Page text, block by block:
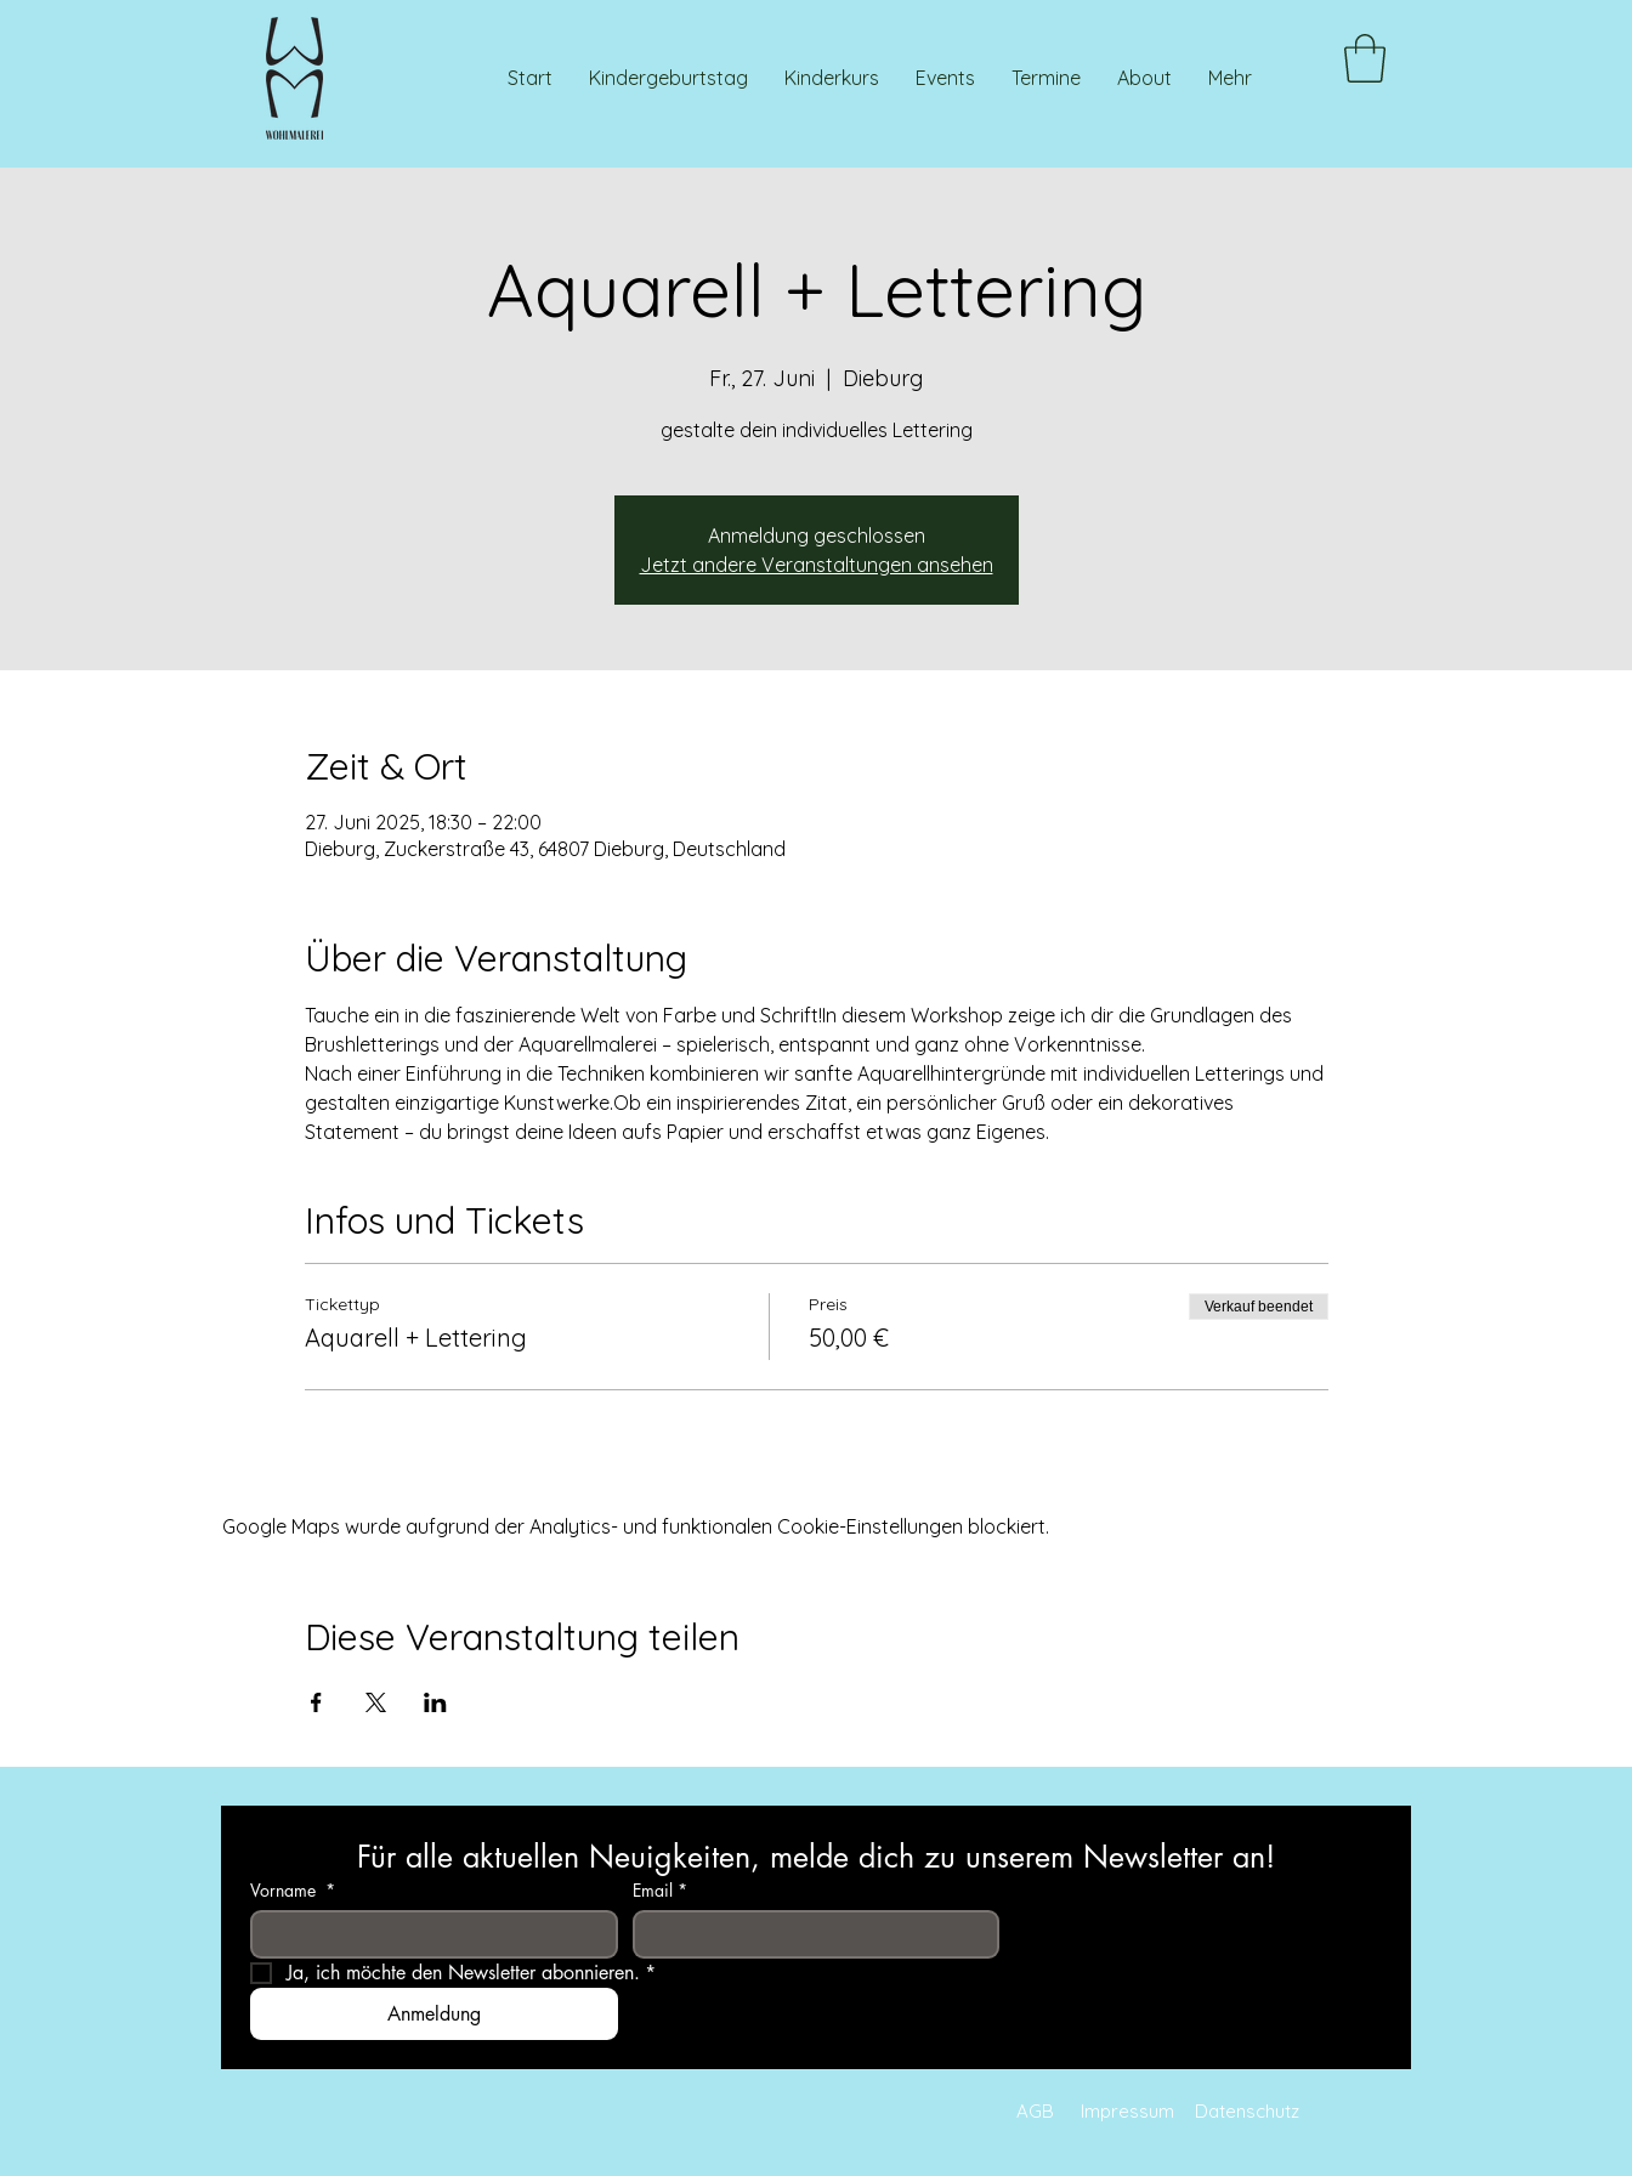
Start Kindergeburtstag Kinderkurs Events Termine About Mehr
Aquarell + Lettering
Fr., 27. Juni
  |
Dieburg
gestalte dein individuelles Lettering
Anmeldung geschlossen
Jetzt andere Veranstaltungen ansehen
Zeit & Ort
27. Juni 2025, 18:30 – 22:00
Dieburg, Zuckerstraße 43, 64807 Dieburg, Deutschland
Über die Veranstaltung
Tauche ein in die faszinierende Welt von Farbe und Schrift!In diesem Workshop zeige ich dir die Grundlagen des
Brushletterings und der Aquarellmalerei – spielerisch, entspannt und ganz ohne Vorkenntnisse.
Nach einer Einführung in die Techniken kombinieren wir sanfte Aquarellhintergründe mit individuellen Letterings und
gestalten einzigartige Kunstwerke.Ob ein inspirierendes Zitat, ein persönlicher Gruß oder ein dekoratives
Statement – du bringst deine Ideen aufs Papier und erschaffst etwas ganz Eigenes.
Infos und Tickets
Tickettyp
Aquarell + Lettering
Preis
50,00 €
Verkauf beendet
Google Maps wurde aufgrund der Analytics- und funktionalen Cookie-Einstellungen blockiert.
Diese Veranstaltung teilen
Für alle aktuellen Neuigkeiten, melde dich zu unserem Newsletter an!
Vorname * Email *
Ja, ich möchte den Newsletter abonnieren. *
Anmeldung
AGB Impressum Datenschutz